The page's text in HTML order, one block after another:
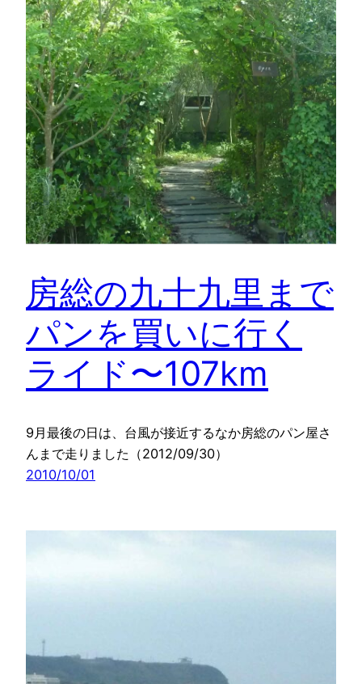
房総の九十九里まで
パンを買いに行く
ライド〜107km
9月最後の日は、台風が接近するなか房総のパン屋さ
んまで走りました（2012/09/30）
2010/10/01